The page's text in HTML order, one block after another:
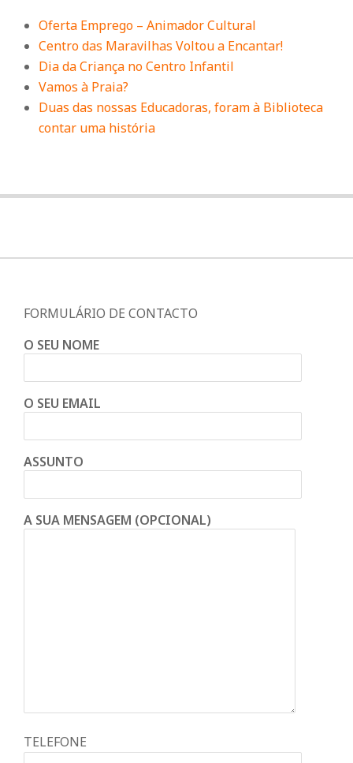
Oferta Emprego – Animador Cultural
Centro das Maravilhas Voltou a Encantar!
Dia da Criança no Centro Infantil
Vamos à Praia?
Duas das nossas Educadoras, foram à Biblioteca
contar uma história
FORMULÁRIO DE CONTACTO
O SEU NOME
O SEU EMAIL
ASSUNTO
A SUA MENSAGEM (OPCIONAL)
TELEFONE